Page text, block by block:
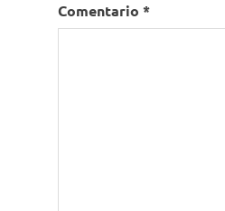
Comentario *